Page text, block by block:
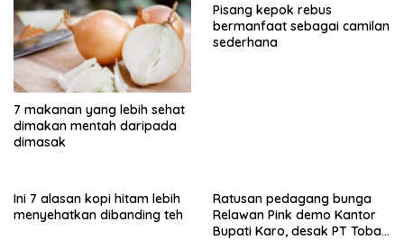
7 makanan yang lebih sehat
dimakan mentah daripada
dimasak
Pisang kepok rebus
bermanfaat sebagai camilan
sederhana
Ini 7 alasan kopi hitam lebih
menyehatkan dibanding teh
Ratusan pedagang bunga
Relawan Pink demo Kantor
Bupati Karo, desak PT Toba